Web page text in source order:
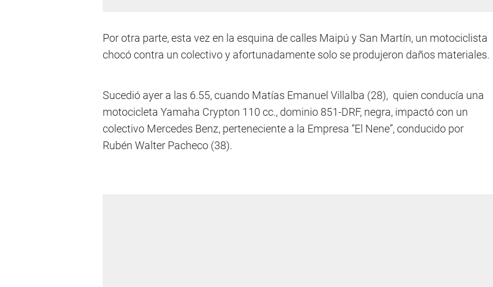
Por otra parte, esta vez en la esquina de calles Maipú y San Martín, un motociclista
chocó contra un colectivo y afortunadamente solo se produjeron daños materiales.
Sucedió ayer a las 6.55, cuando Matías Emanuel Villalba (28), quien conducía una
motocicleta Yamaha Crypton 110 cc., dominio 851-DRF, negra, impactó con un
colectivo Mercedes Benz, perteneciente a la Empresa “El Nene”, conducido por
Rubén Walter Pacheco (38).